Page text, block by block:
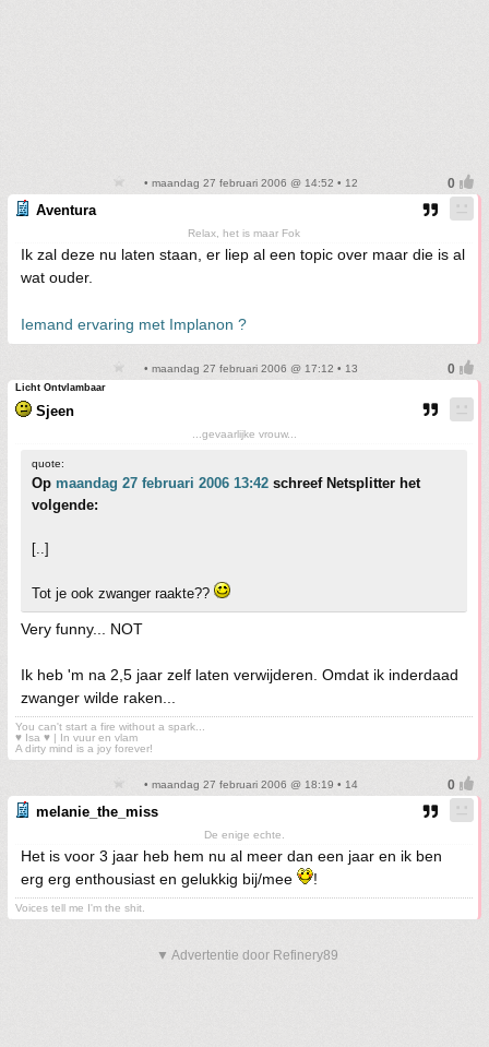
• maandag 27 februari 2006 @ 14:52 • 12
Aventura
Relax, het is maar Fok
Ik zal deze nu laten staan, er liep al een topic over maar die is al
wat ouder.
Iemand ervaring met Implanon ?
• maandag 27 februari 2006 @ 17:12 • 13
Licht Ontvlambaar
Sjeen
...gevaarlijke vrouw...
quote:
Op maandag 27 februari 2006 13:42 schreef Netsplitter het
volgende:
[..]
Tot je ook zwanger raakte??
Very funny... NOT
Ik heb 'm na 2,5 jaar zelf laten verwijderen. Omdat ik inderdaad
zwanger wilde raken...
You can't start a fire without a spark...
♥ Isa ♥ | In vuur en vlam
A dirty mind is a joy forever!
• maandag 27 februari 2006 @ 18:19 • 14
melanie_the_miss
De enige echte.
Het is voor 3 jaar heb hem nu al meer dan een jaar en ik ben
erg erg enthousiast en gelukkig bij/mee
!
Voices tell me I'm the shit.
▼ Advertentie door Refinery89